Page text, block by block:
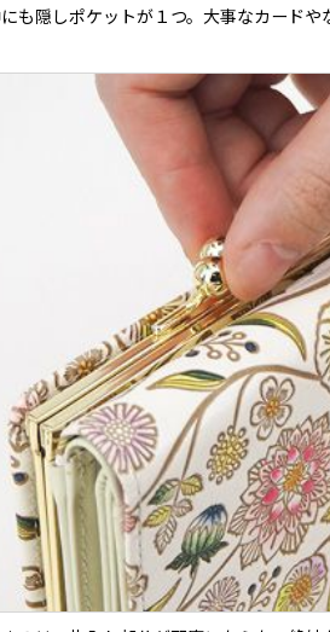
も隠しポケットが１つ。大事なカードや